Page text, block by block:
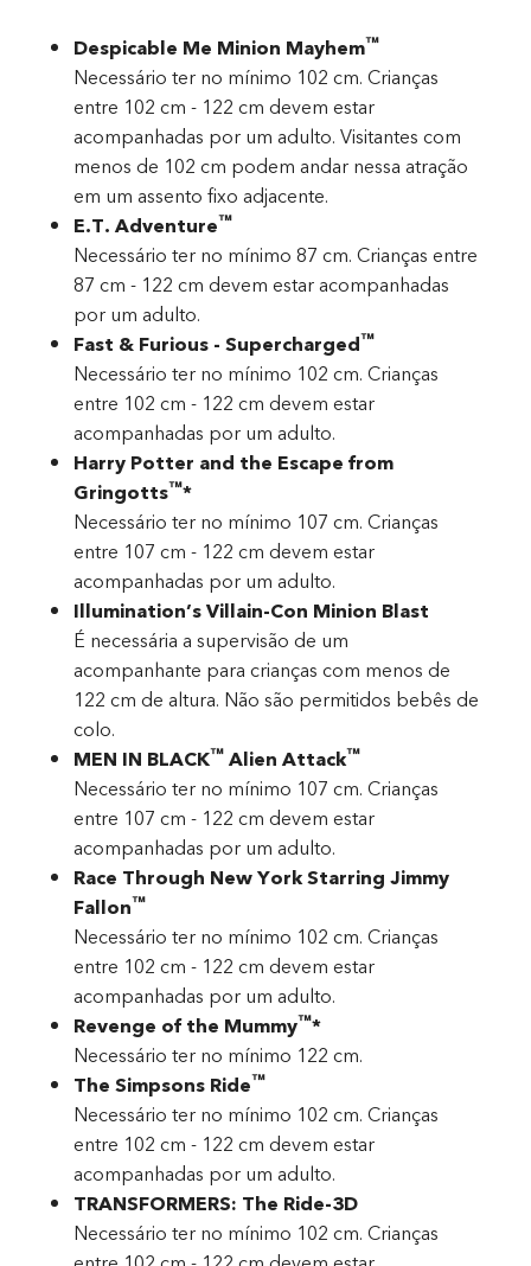
Despicable Me Minion Mayhem™
Necessário ter no mínimo 102 cm. Crianças
entre 102 cm - 122 cm devem estar
acompanhadas por um adulto. Visitantes com
menos de 102 cm podem andar nessa atração
em um assento fixo adjacente.
E.T. Adventure™
Necessário ter no mínimo 87 cm. Crianças entre
87 cm - 122 cm devem estar acompanhadas
por um adulto.
Fast & Furious - Supercharged™
Necessário ter no mínimo 102 cm. Crianças
entre 102 cm - 122 cm devem estar
acompanhadas por um adulto.
Harry Potter and the Escape from
Gringotts™*
Necessário ter no mínimo 107 cm. Crianças
entre 107 cm - 122 cm devem estar
acompanhadas por um adulto.
Illumination’s Villain-Con Minion Blast
É necessária a supervisão de um
acompanhante para crianças com menos de
122 cm de altura. Não são permitidos bebês de
colo.
MEN IN BLACK™ Alien Attack™
Necessário ter no mínimo 107 cm. Crianças
entre 107 cm - 122 cm devem estar
acompanhadas por um adulto.
Race Through New York Starring Jimmy
Fallon™
Necessário ter no mínimo 102 cm. Crianças
entre 102 cm - 122 cm devem estar
acompanhadas por um adulto.
Revenge of the Mummy™*
Necessário ter no mínimo 122 cm.
The Simpsons Ride™
Necessário ter no mínimo 102 cm. Crianças
entre 102 cm - 122 cm devem estar
acompanhadas por um adulto.
TRANSFORMERS: The Ride-3D
Necessário ter no mínimo 102 cm. Crianças